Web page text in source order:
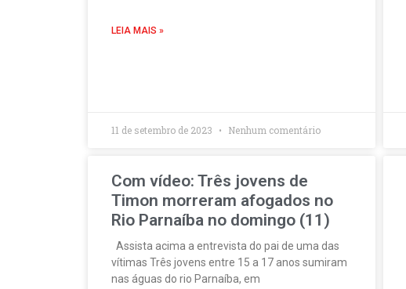
LEIA MAIS »
11 de setembro de 2023 Nenhum comentário
Com vídeo: Três jovens de
Timon morreram afogados no
Rio Parnaíba no domingo (11)
Assista acima a entrevista do pai de uma das
vítimas Três jovens entre 15 a 17 anos sumiram
nas águas do rio Parnaíba, em